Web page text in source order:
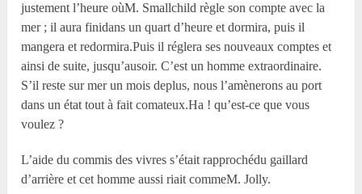
justement l’heure oùM. Smallchild règle son compte avec la
mer ; il aura finidans un quart d’heure et dormira, puis il
mangera et redormira.Puis il réglera ses nouveaux comptes et
ainsi de suite, jusqu’ausoir. C’est un homme extraordinaire.
S’il reste sur mer un mois deplus, nous l’amènerons au port
dans un état tout à fait comateux.Ha ! qu’est-ce que vous
voulez ?
L’aide du commis des vivres s’était rapprochédu gaillard
d’arrière et cet homme aussi riait commeM. Jolly.